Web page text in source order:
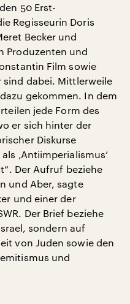
50 Erst-
Regisseurin Doris
Becker und
Produzenten und
Film sowie
dabei. Mittlerweile
gekommen. In dem
jede Form des
er sich hinter der
Diskurse
‚Antiimperialismus‘
Der Aufruf beziehe
und Aber, sagte
und einer der
Der Brief beziehe
sondern auf
von Juden sowie den
und